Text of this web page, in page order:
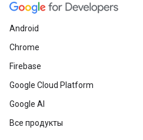
Android
Chrome
Firebase
Google Cloud Platform
Google AI
Все продукты